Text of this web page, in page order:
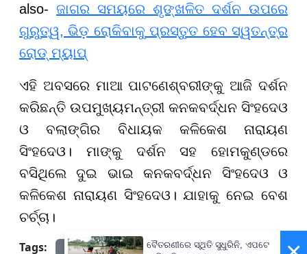
also- ଜାଗର ସମୟରେ ଶୃଙ୍ଖଳିତ ଦର୍ଶନ ଉପରେ
ଗୁରୁତ୍ୱ, ଭିଡ଼ ରୋକିବାକୁ ପ୍ରସ୍ତୁତ ହେବ ସ୍ୱତନ୍ତ୍ର
ରୋଡ୍ ମ୍ୟାପ୍
ଏହି ଅବସରେ ମାଆ ପାଟଣେଶ୍ବରୀଙ୍କୁ ଆଜି ଦର୍ଶନ
କରିଛନ୍ତି ଉପମୁଖ୍ୟମନ୍ତ୍ରୀ କନକବର୍ଦ୍ଧନ ସିଂହଦେଓ
ଓ ବଲାଙ୍ଗିର ବିଧାୟକ କଳିକେଶ ନାରାୟଣ
ସିଂହଦେଓ। ମାଙ୍କୁ ଦର୍ଶନ ସହ ହୋମକୁଣ୍ଡରେ
ବସିଥିଲେ ଦୁଇ ଭାଇ କନକବର୍ଦ୍ଧନ ସିଂହଦେଓ ଓ
କଳିକେଶ ନାରାୟଣ ସିଂହଦେଓ। ଯାହାକୁ ନେଇ ବେଶ
ଚର୍ଚ୍ଚା।
Tags:
prameyanews7
ବୈତରଣୀରେ ସ୍ଥିତି ସୁଧୁରିନି, ଏପଟେ